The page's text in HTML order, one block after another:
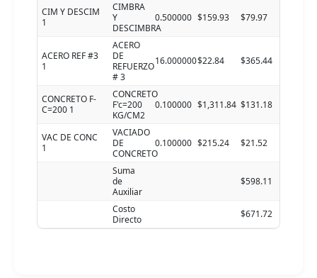
CIM Y DESCIM
1
CIMBRA
Y
DESCIMBRA
0.500000 $159.93 $79.97
ACERO REF #3
1
ACERO
DE
REFUERZO
# 3
16.000000$22.84 $365.44
CONCRETO F-
C=200 1
CONCRETO
F'c=200
KG/CM2
0.100000 $1,311.84 $131.18
VAC DE CONC
1
VACIADO
DE
CONCRETO
0.100000 $215.24 $21.52
Suma
de
Auxiliar
$598.11
Costo
Directo
$671.72